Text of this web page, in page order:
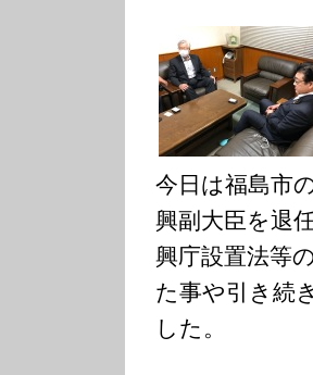
今日は福島市
興副大臣を退
興庁設置法等
た事や引き続
した。